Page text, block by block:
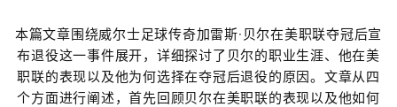
本篇文章围绕威尔士足球传奇加雷斯·贝尔在美职联夺冠后宣
布退役这一事件展开，详细探讨了贝尔的职业生涯、他在美
职联的表现以及他为何选择在夺冠后退役的原因。文章从四
个方面进行阐述，首先回顾贝尔在美职联的表现以及他如何